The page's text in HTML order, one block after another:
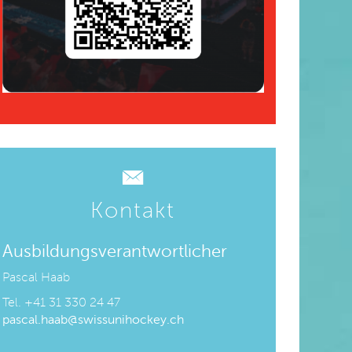
Kontakt
Ausbildungsverantwortlicher
Pascal Haab
Tel. +41 31 330 24 47
pascal.haab@swissunihockey.ch